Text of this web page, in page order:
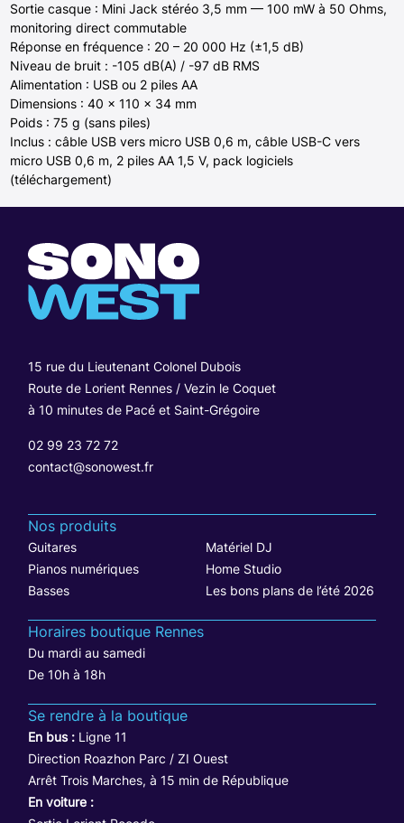
Sortie casque : Mini Jack stéréo 3,5 mm — 100 mW à 50 Ohms,
monitoring direct commutable
Réponse en fréquence : 20 – 20 000 Hz (±1,5 dB)
Niveau de bruit : -105 dB(A) / -97 dB RMS
Alimentation : USB ou 2 piles AA
Dimensions : 40 x 110 x 34 mm
Poids : 75 g (sans piles)
Inclus : câble USB vers micro USB 0,6 m, câble USB-C vers
micro USB 0,6 m, 2 piles AA 1,5 V, pack logiciels
(téléchargement)
15 rue du Lieutenant Colonel Dubois
Route de Lorient Rennes / Vezin le Coquet
à 10 minutes de Pacé et Saint-Grégoire
02 99 23 72 72
contact@sonowest.fr
Nos produits
Guitares
Matériel DJ
Pianos numériques
Home Studio
Basses
Les bons plans de l’été 2026
Horaires boutique Rennes
Du mardi au samedi
De 10h à 18h
Se rendre à la boutique
En bus : Ligne 11
Direction Roazhon Parc / ZI Ouest
Arrêt Trois Marches, à 15 min de République
En voiture :